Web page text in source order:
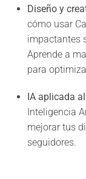
Diseño y
cómo usar
impactantes
Aprende a
para
IA aplicada
Inteligencia
mejorar tus
seguidores.